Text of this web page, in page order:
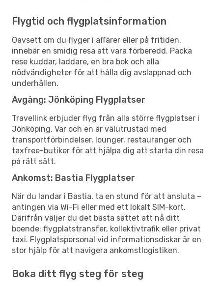
Flygtid och flygplatsinformation
Oavsett om du flyger i affärer eller på fritiden,
innebär en smidig resa att vara förberedd. Packa
rese kuddar, laddare, en bra bok och alla
nödvändigheter för att hålla dig avslappnad och
underhållen.
Avgång: Jönköping Flygplatser
Travellink erbjuder flyg från alla större flygplatser i
Jönköping. Var och en är välutrustad med
transportförbindelser, lounger, restauranger och
taxfree-butiker för att hjälpa dig att starta din resa
på rätt sätt.
Ankomst: Bastia Flygplatser
När du landar i Bastia, ta en stund för att ansluta –
antingen via Wi-Fi eller med ett lokalt SIM-kort.
Därifrån väljer du det bästa sättet att nå ditt
boende: flygplatstransfer, kollektivtrafik eller privat
taxi. Flygplatspersonal vid informationsdiskar är en
stor hjälp för att navigera ankomstlogistiken.
Boka ditt flyg steg för steg